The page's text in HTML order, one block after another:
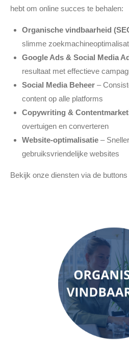
hebt om online succes te behalen:
Organische vindbaarheid
slimme
Google Ads & Social Media
resultaat met effectieve
Social Media Beheer–
content op alle platforms
Copywriting &
overtuigen en converteren
Website-optimalisatie–
gebruiksvriendelijke websites
Bekijk onze diensten via de